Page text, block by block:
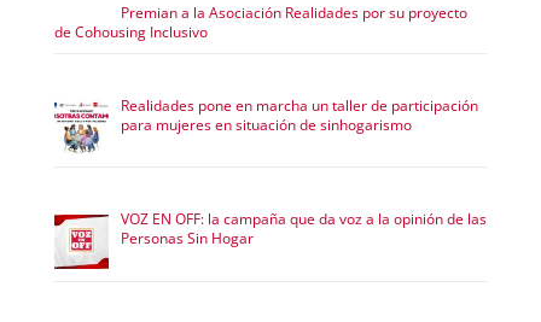
Premian a la Asociación Realidades por su proyecto
de Cohousing Inclusivo
Realidades pone en marcha un taller de participación
para mujeres en situación de sinhogarismo
VOZ EN OFF: la campaña que da voz a la opinión de las
Personas Sin Hogar